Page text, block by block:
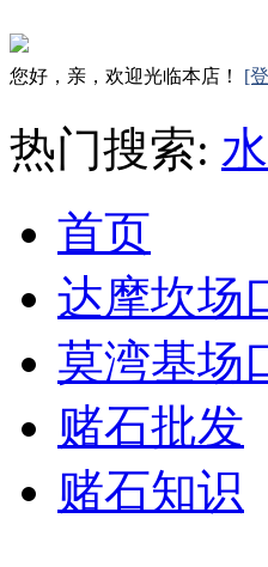
您好，亲，欢迎光临本店！ [
热门搜索:
首页
达摩坎场
莫湾基场
赌石批发
赌石知识